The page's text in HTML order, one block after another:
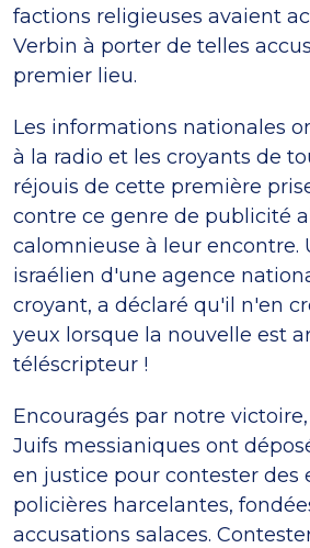
factions religieuses avaient
Verbin à porter de telles
premier lieu.
Les informations nationales
à la radio et les croyants de
réjouis de cette première
contre ce genre de publicité
calomnieuse à leur encontre.
israélien d'une agence
croyant, a déclaré qu'il n'en
yeux lorsque la nouvelle est
téléscripteur !
Encouragés par notre
Juifs messianiques ont
en justice pour contester des
policières harcelantes,
accusations salaces.